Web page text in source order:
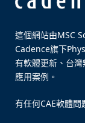
這個網站由MSC
Cadence旗下
有軟體更新、台
應用案例。
有任何CAE軟體問